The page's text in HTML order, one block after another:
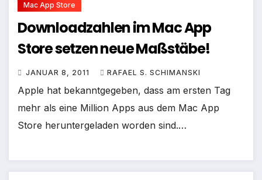
Mac App Store
Downloadzahlen im Mac App
Store setzen neue Maßstäbe!
JANUAR 8, 2011 RAFAEL S. SCHIMANSKI
Apple hat bekanntgegeben, dass am ersten Tag
mehr als eine Million Apps aus dem Mac App
Store heruntergeladen worden sind.…